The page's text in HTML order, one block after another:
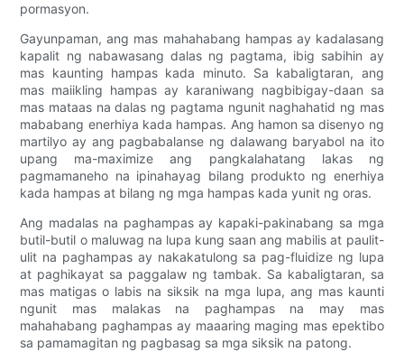
pormasyon.
Gayunpaman, ang mas mahahabang hampas ay kadalasang
kapalit ng nabawasang dalas ng pagtama, ibig sabihin ay
mas kaunting hampas kada minuto. Sa kabaligtaran, ang
mas maiikling hampas ay karaniwang nagbibigay-daan sa
mas mataas na dalas ng pagtama ngunit naghahatid ng mas
mababang enerhiya kada hampas. Ang hamon sa disenyo ng
martilyo ay ang pagbabalanse ng dalawang baryabol na ito
upang ma-maximize ang pangkalahatang lakas ng
pagmamaneho na ipinahayag bilang produkto ng enerhiya
kada hampas at bilang ng mga hampas kada yunit ng oras.
Ang madalas na paghampas ay kapaki-pakinabang sa mga
butil-butil o maluwag na lupa kung saan ang mabilis at paulit-
ulit na paghampas ay nakakatulong sa pag-fluidize ng lupa
at paghikayat sa paggalaw ng tambak. Sa kabaligtaran, sa
mas matigas o labis na siksik na mga lupa, ang mas kaunti
ngunit mas malakas na paghampas na may mas
mahahabang paghampas ay maaaring maging mas epektibo
sa pamamagitan ng pagbasag sa mga siksik na patong.